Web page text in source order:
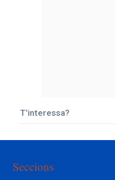
T’interessa?
Seccions